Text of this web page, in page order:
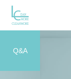
Q&A